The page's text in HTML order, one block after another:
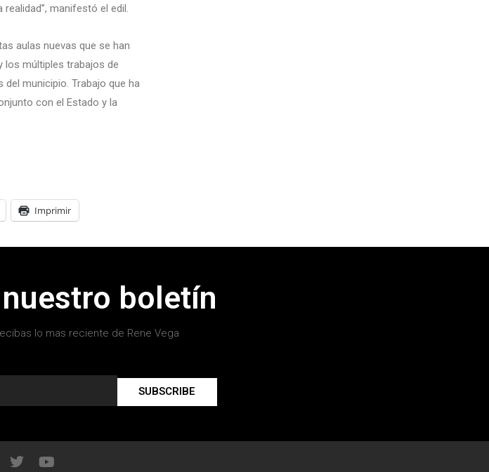
manifestó el edil.
aulas nuevas que se han
los múltiples trabajos de
municipio. Trabajo que ha
con el Estado y la
Imprimir
boletín
lo mas reciente de Rene Vega
SUBSCRIBE